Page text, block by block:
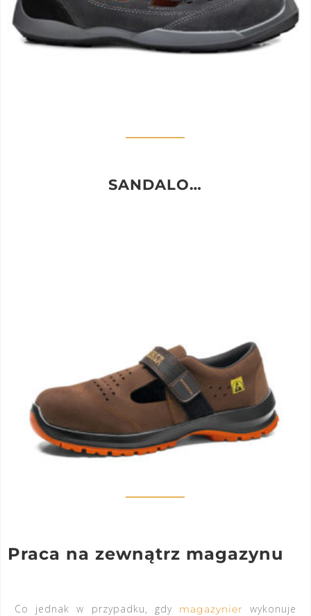
SANDALO…
Praca na zewnątrz magazynu
Co jednak w przypadku, gdy magazynier
wykonuje